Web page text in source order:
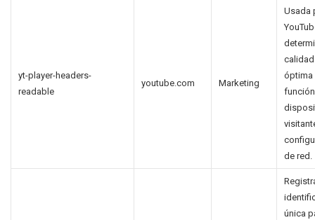
yt-player-headers-
readable
youtube.com Marketing
Usada
óptima
de red.
única